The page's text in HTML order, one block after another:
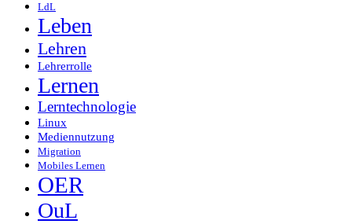
LdL
Leben
Lehren
Lehrerrolle
Lernen
Lerntechnologie
Linux
Mediennutzung
Migration
Mobiles Lernen
OER
OuL